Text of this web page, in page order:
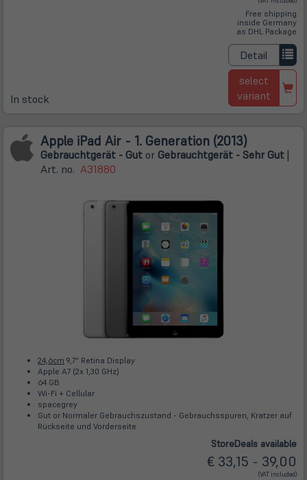
In stock
Free shipping
inside Germany
as DHL Package
Detail
select
variant
Apple iPad Air - 1. Generation (2013)
Gebrauchtgerät - Gutor Gebrauchtgerät - Sehr Gut|
Art. no. A31880
24,6cm 9,7" Retina Display
Apple A7 (2x 1,30 GHz)
64 GB
Wi-Fi + Cellular
spacegrey
Gut or Normaler Gebrauchszustand - Gebrauchsspuren, Kratzer auf
Rückseite und Vorderseite
StoreDeals available
€ 33,15 - 39,00
(VAT included)